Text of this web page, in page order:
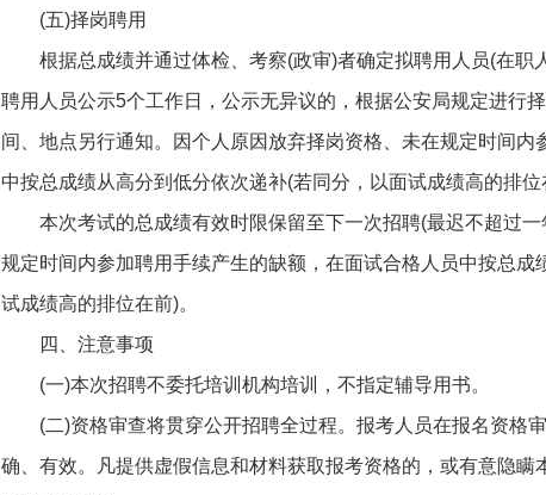
(五)择岗聘用
根据总成绩并通过体检、考察(政审)者确定拟聘用人员(在职
聘用人员公示5个工作日，公示无异议的，根据公安局规定进行
间、地点另行通知。因个人原因放弃择岗资格、未在规定时间内
中按总成绩从高分到低分依次递补(若同分，以面试成绩高的排位
本次考试的总成绩有效时限保留至下一次招聘(最迟不超过
规定时间内参加聘用手续产生的缺额，在面试合格人员中按总成
试成绩高的排位在前)。
四、注意事项
(一)本次招聘不委托培训机构培训，不指定辅导用书。
(二)资格审查将贯穿公开招聘全过程。报考人员在报名资格
确、有效。凡提供虚假信息和材料获取报考资格的，或有意隐瞒